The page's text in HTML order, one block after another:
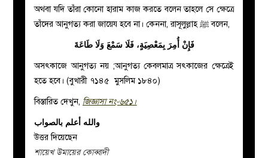
অথবা যদি তাঁরা কোনো হারাম কাজ করতে বলেন তাহলে সে ক্ষেত্রে
তাঁদের আনুগত্য করা জায়েয হবে না। কেননা, রাসূলুল্লাহﷺবলেন,
فَإِنْ أُمِرَ بِمَعْصِيَةٍ، فَلَا سَمْعَ وَلَا طَاعَةَ
অসৎকাজে আনুগত্য নয় ;আনুগত্য কেবলমাত্র সৎকাজের ক্ষেত্রেই
হতে হবে। (বুখারী ৭১৪৫ মুসলিম ১৮৪০)
বিস্তারিত দেখুন, জিজ্ঞাসা নং-৬৫১।
والله أعلم بالصواب
উত্তর দিয়েছেন
শায়েখ উমায়ের কোব্বাদী